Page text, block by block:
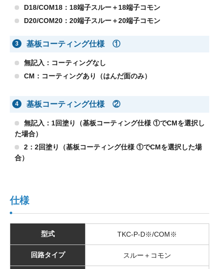
D18/COM18：18端子スルー＋18端子コモン
D20/COM20：20端子スルー＋20端子コモン
3 基板コーティング仕様 ①
無記入：コーティングなし
CM：コーティングあり（はんだ面のみ）
4 基板コーティング仕様 ②
無記入：1回塗り（基板コーティング仕様 ①でCMを選択し
た場合）
2：2回塗り（基板コーティング仕様 ①でCMを選択した場
合）
仕様
型式 TKC-P-D※/COM※
回路タイプ スルー＋コモン